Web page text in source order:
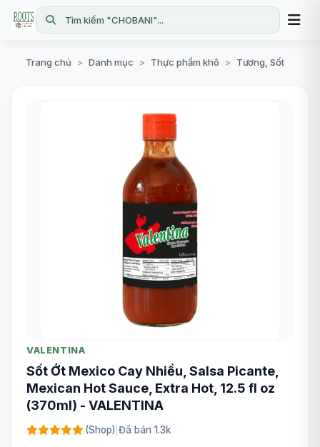
Tìm kiếm "CHOBANI"...
Trang chủ > Danh mục > Thực phẩm khô > Tương, Sốt
VALENTINA
Sốt Ớt Mexico Cay Nhiều, Salsa Picante,
Mexican Hot Sauce, Extra Hot, 12.5 fl oz
(370ml) - VALENTINA
(Shop) Đã bán 1.3k